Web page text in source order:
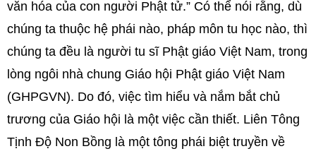
văn hóa của con người Phật tử.” Có thể nói rằng, dù
chúng ta thuộc hệ phái nào, pháp môn tu học nào, thì
chúng ta đều là người tu sĩ Phật giáo Việt Nam, trong
lòng ngôi nhà chung Giáo hội Phật giáo Việt Nam
(GHPGVN). Do đó, việc tìm hiểu và nắm bắt chủ
trương của Giáo hội là một việc cần thiết. Liên Tông
Tịnh Độ Non Bồng là một tông phái biệt truyền về